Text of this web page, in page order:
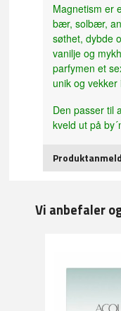
Magnetism er
bær, solbær,
søthet, dybde
vanilje og
parfymen et
unik og vekker
Den passer til
kveld ut på
Vi anbefaler